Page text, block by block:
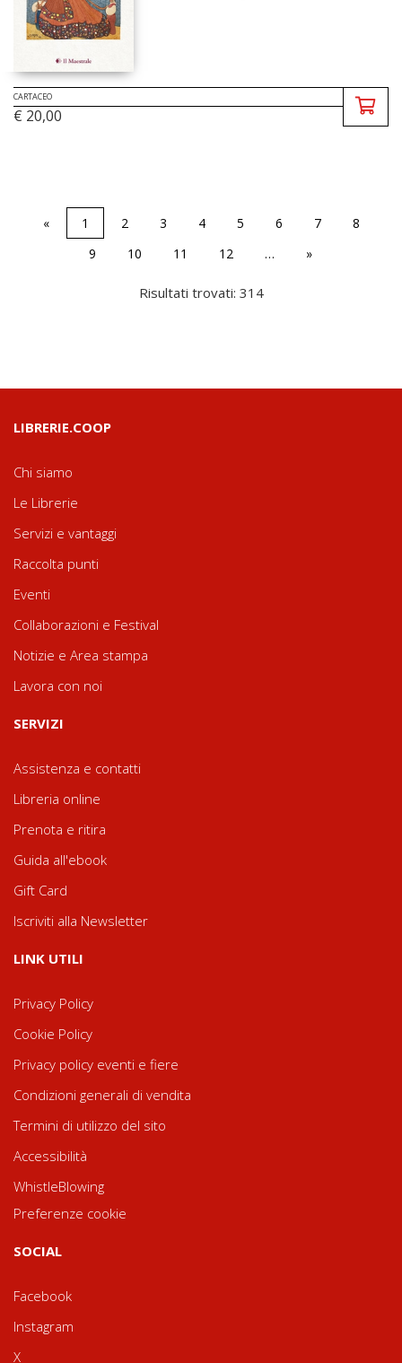
CARTACEO
€ 20,00
« 1 2 3 4 5 6 7
8
9
10 11 12 … »
Risultati trovati: 314
LIBRERIE.COOP
Chi siamo
Le Librerie
Servizi e vantaggi
Raccolta punti
Eventi
Collaborazioni e Festival
Notizie e Area stampa
Lavora con noi
SERVIZI
Assistenza e contatti
Libreria online
Prenota e ritira
Guida all'ebook
Gift Card
Iscriviti alla Newsletter
LINK UTILI
Privacy Policy
Cookie Policy
Privacy policy eventi e fiere
Condizioni generali di vendita
Termini di utilizzo del sito
Accessibilità
WhistleBlowing
Preferenze cookie
SOCIAL
Facebook
Instagram
X